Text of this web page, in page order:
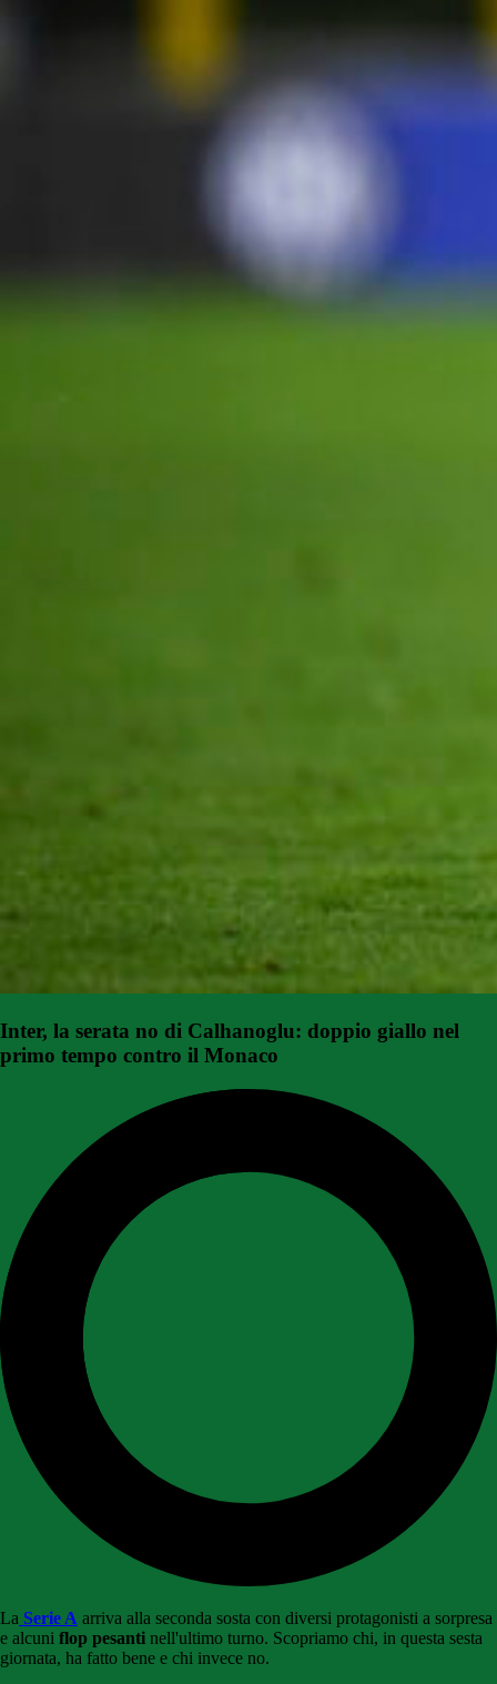
Inter, la serata no di Calhanoglu: doppio giallo nel
primo tempo contro il Monaco
La Serie A arriva alla seconda sosta con diversi protagonisti a sorpresa
e alcuni flop pesanti nell'ultimo turno. Scopriamo chi, in questa sesta
giornata, ha fatto bene e chi invece no.